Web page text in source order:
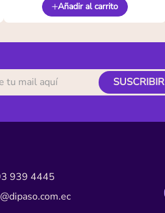
Añadir al carrito
SUSCRIBIR
939 4445